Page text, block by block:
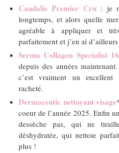
Caudalie Premier Cru: je
longtemps, et alors quelle
agréable à appliquer et
parfaitement et j’en ai
Serum Collagen Specialist 16
depuis des années
c’est vraiment un
racheté.
Dermaceutic nettoyant visage
coeur de l’année 2025. Enfin
dessèche pas, qui ne
déshydratée, qui nettoie
plus !